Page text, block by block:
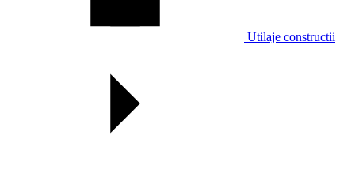
Utilaje constructii